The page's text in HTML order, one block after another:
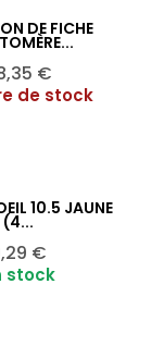
DE FICHE
€
de stock
10.5 JAUNE
(4...
€
stock